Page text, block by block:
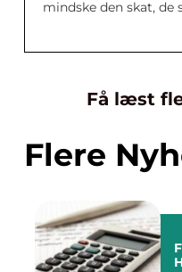
mindske den skat, de
Få læst
Flere